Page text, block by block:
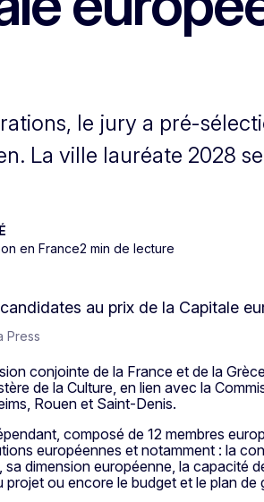
le jury a pré-
La ville lauréate 2028
en France2 min de lecture
Press
conjointe de la France et de la
de la Culture, en lien avec la
Rouen et Saint-Denis.
composé de 12 membres
européennes et notamment : la
dimension européenne, la capacité
ou encore le budget et le plan de